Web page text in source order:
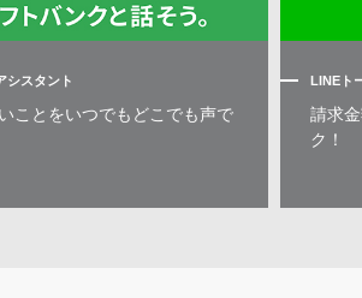
シスタント
ことをいつでもどこでも声で
LINEト
請求
ク！